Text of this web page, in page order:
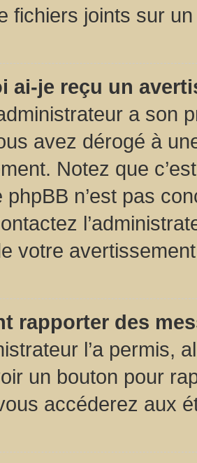
fichiers joints sur
ai-je reçu un
a son
avez dérogé à
Notez que
phpBB n’est pas
votre
rapporter des
l’a permis,
un bouton pour
accéderez aux